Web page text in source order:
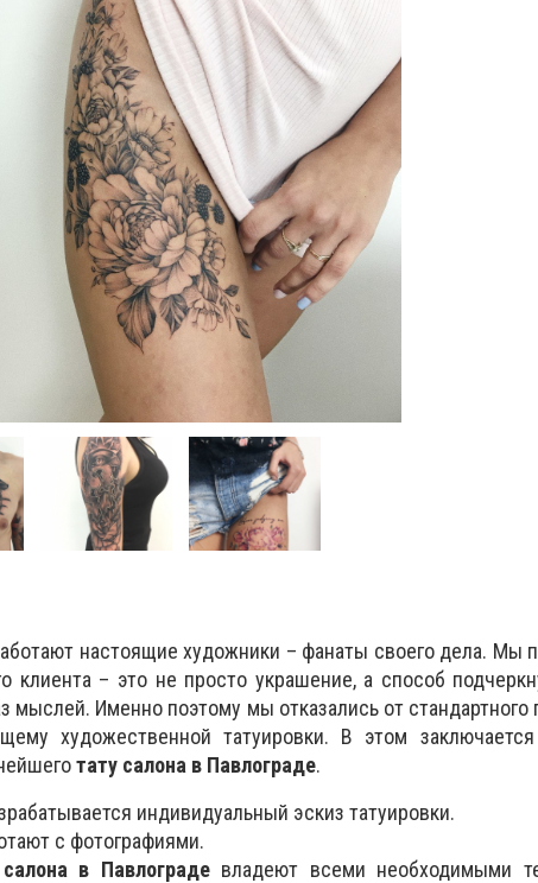
настоящие художники – фанаты своего дела. Мы
клиента – это не просто украшение, а способ
мыслей. Именно поэтому мы отказались от стандартного
художественной татуировки. В этом
тату салона в Павлограде.
индивидуальный эскиз татуировки.
с фотографиями.
в Павлограде владеют всеми необходимыми